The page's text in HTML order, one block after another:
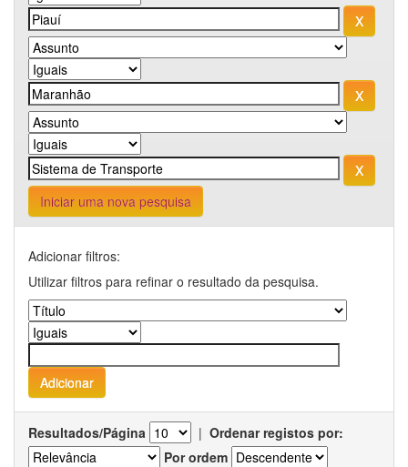
Iniciar uma nova pesquisa
Adicionar filtros:
Utilizar filtros para refinar o resultado da pesquisa.
Resultados/Página | Ordenar registos por:
Por ordem